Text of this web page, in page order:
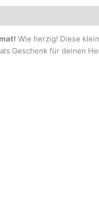
Wie herzig! Diese
Geschenk für deinen